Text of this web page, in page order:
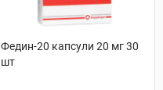
Федин-20 капсули 20 мг 30
шт